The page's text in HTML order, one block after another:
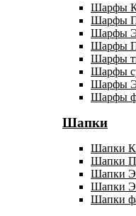
Шарфы
Шарфы
Шарфы
Шарфы
Шарфы
Шарфы
Шарфы
Шарфы
Шапки
Шапки
Шапки
Шапки
Шапки
Шапки